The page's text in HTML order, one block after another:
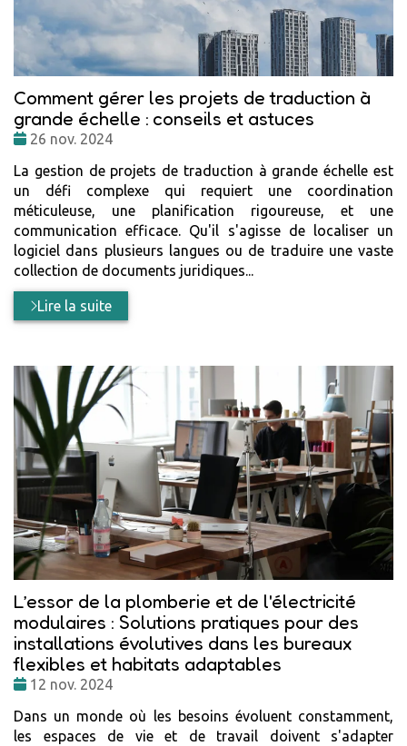
Comment gérer les projets de traduction à
grande échelle : conseils et astuces
Date
26 nov. 2024
La gestion de projets de traduction à grande échelle est
un défi complexe qui requiert une coordination
méticuleuse, une planification rigoureuse, et une
communication efficace. Qu'il s'agisse de localiser un
logiciel dans plusieurs langues ou de traduire une vaste
collection de documents juridiques...
Lire la suite
L’essor de la plomberie et de l'électricité
modulaires : Solutions pratiques pour des
installations évolutives dans les bureaux
flexibles et habitats adaptables
Date
12 nov. 2024
Dans un monde où les besoins évoluent constamment,
les espaces de vie et de travail doivent s'adapter